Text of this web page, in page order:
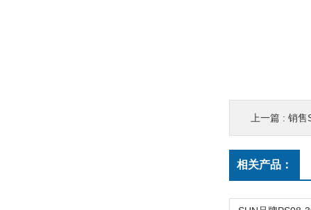
上一篇 : 销售
相关产品：